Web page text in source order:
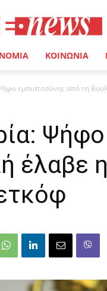
ΚΟΙΝΩΝΙΑ
εμπιστοσύνης από τη
έλαβε